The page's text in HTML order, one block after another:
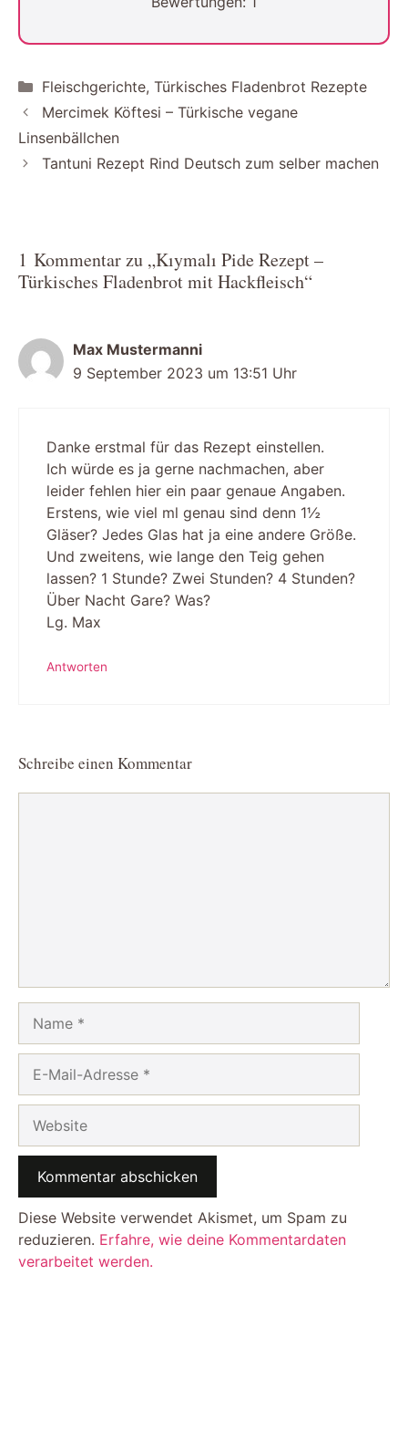
Kategorien
Fleischgerichte, Türkisches Fladenbrot Rezepte
Mercimek Köftesi – Türkische vegane
Linsenbällchen
Tantuni Rezept Rind Deutsch zum selber machen
1 Kommentar zu „Kıymalı Pide Rezept –
Türkisches Fladenbrot mit Hackfleisch“
Max Mustermanni
9 September 2023 um 13:51 Uhr
Danke erstmal für das Rezept einstellen.
Ich würde es ja gerne nachmachen, aber
leider fehlen hier ein paar genaue Angaben.
Erstens, wie viel ml genau sind denn 1½
Gläser? Jedes Glas hat ja eine andere Größe.
Und zweitens, wie lange den Teig gehen
lassen? 1 Stunde? Zwei Stunden? 4 Stunden?
Über Nacht Gare? Was?
Lg. Max
Antworten
Schreibe einen Kommentar
Mail-
Adresse
Diese Website verwendet Akismet, um Spam zu
reduzieren. Erfahre, wie deine Kommentardaten
verarbeitet werden.